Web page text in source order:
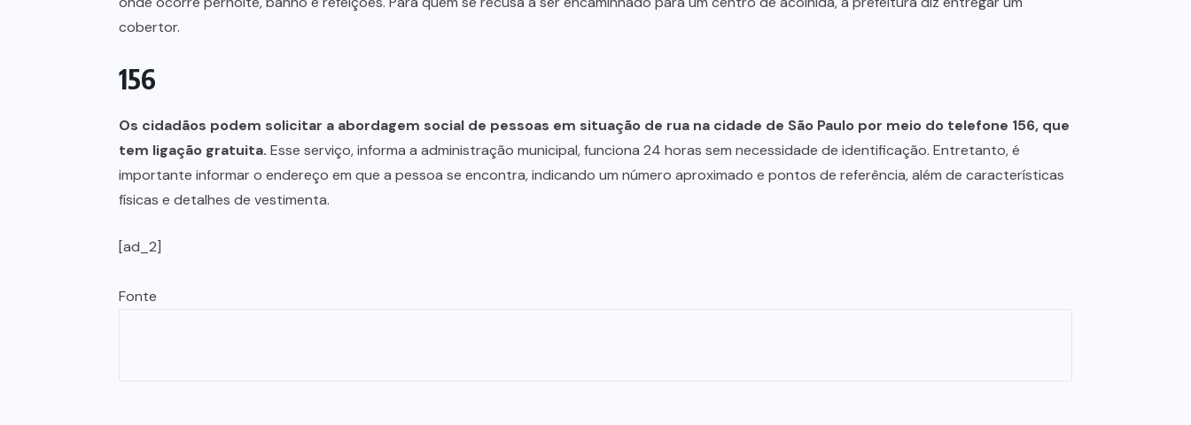
cobertor.
156
Os cidadãos podem solicitar a abordagem social de pessoas em situação de rua na cidade de São Paulo por meio do telefone 156, que
tem ligação gratuita. Esse serviço, informa a administração municipal, funciona 24 horas sem necessidade de identificação. Entretanto, é
importante informar o endereço em que a pessoa se encontra, indicando um número aproximado e pontos de referência, além de características
físicas e detalhes de vestimenta.
[ad_2]
Fonte